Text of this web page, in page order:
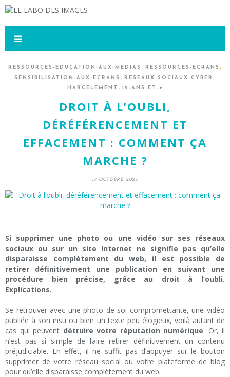
RESSOURCES-EDUCATION-AUX-MEDIAS , RESSOURCES-ECRANS ,
SENSIBILISATION-AUX-ECRANS , RESEAUX-SOCIAUX-CYBER-
HARCELEMENT , 12-ANS-ET-+
DROIT À L’OUBLI,
DÉRÉFÉRENCEMENT ET
EFFACEMENT : COMMENT ÇA
MARCHE ?
17 OCTOBRE 2023
Si supprimer une photo ou une vidéo sur ses réseaux
sociaux ou sur un site Internet ne signifie pas qu’elle
disparaisse complètement du web, il est possible de
retirer définitivement une publication en suivant une
procédure bien précise, grâce au droit à l’oubli.
Explications.
Se retrouver avec une photo de soi compromettante, une vidéo
publiée à son insu ou bien un texte peu élogieux, voilà autant de
cas qui peuvent détruire votre réputation numérique. Or, il
n’est pas si simple de faire retirer définitivement un contenu
préjudiciable. En effet, il ne suffit pas d’appuyer sur le bouton
supprimer de votre réseau social ou votre plateforme de blog
pour qu’elle disparaisse complètement du web.